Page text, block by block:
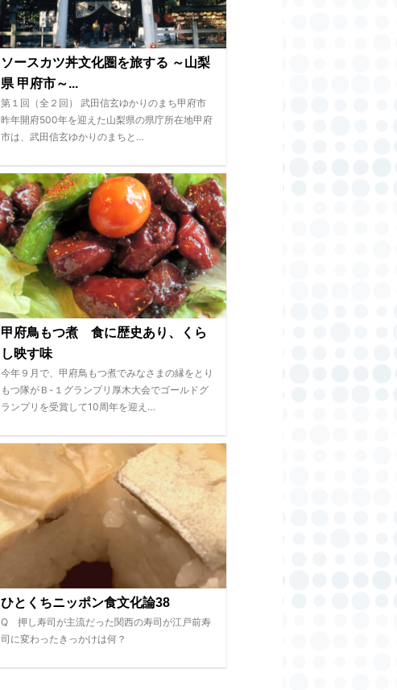
ソースカツ丼文化圏を旅する ～山梨
県 甲府市～...
第１回（全２回） 武田信玄ゆかりのまち甲府市
昨年開府500年を迎えた山梨県の県庁所在地甲府
市は、武田信玄ゆかりのまちと…
甲府鳥もつ煮 食に歴史あり、くら
し映す味
今年９月で、甲府鳥もつ煮でみなさまの縁をとり
もつ隊がＢ-１グランプリ厚木大会でゴールドグ
ランプリを受賞して10周年を迎え…
ひとくちニッポン食文化論38
Q 押し寿司が主流だった関西の寿司が江戸前寿
司に変わったきっかけは何？